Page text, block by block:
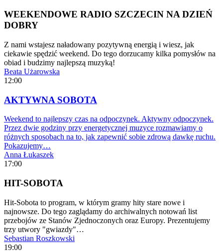
WEEKENDOWE RADIO SZCZECIN NA DZIEŃ
DOBRY
Z nami wstajesz naładowany pozytywną energią i wiesz, jak
ciekawie spędzić weekend. Do tego dorzucamy kilka pomysłów na
obiad i budzimy najlepszą muzyką!
Beata Użarowska
12:00
AKTYWNA SOBOTA
Weekend to najlepszy czas na odpoczynek. Aktywny odpoczynek.
Przez dwie godziny przy energetycznej muzyce rozmawiamy o
różnych sposobach na to, jak zapewnić sobie zdrową dawkę ruchu.
Pokazujemy…
Anna Łukaszek
17:00
HIT-SOBOTA
Hit-Sobota to program, w którym gramy hity stare nowe i
najnowsze. Do tego zaglądamy do archiwalnych notowań list
przebojów ze Stanów Zjednoczonych oraz Europy. Prezentujemy
trzy utwory "gwiazdy"…
Sebastian Roszkowski
19:00